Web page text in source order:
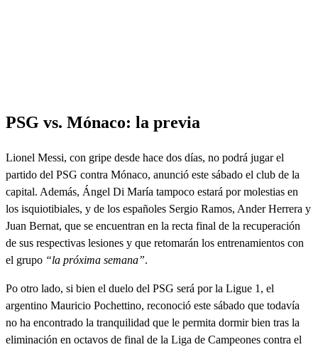
PSG vs. Mónaco: la previa
Lionel Messi, con gripe desde hace dos días, no podrá jugar el
partido del PSG contra Mónaco, anunció este sábado el club de la
capital. Además, Ángel Di María tampoco estará por molestias en
los isquiotibiales, y de los españoles Sergio Ramos, Ander Herrera y
Juan Bernat, que se encuentran en la recta final de la recuperación
de sus respectivas lesiones y que retomarán los entrenamientos con
el grupo “la próxima semana”.
Po otro lado, si bien el duelo del PSG será por la Ligue 1, el
argentino Mauricio Pochettino, reconoció este sábado que todavía
no ha encontrado la tranquilidad que le permita dormir bien tras la
eliminación en octavos de final de la Liga de Campeones contra el